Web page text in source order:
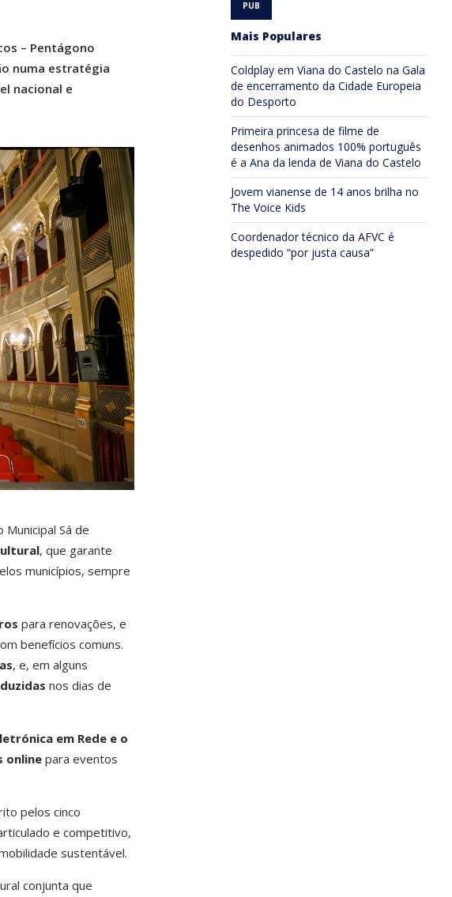
– Pentágono
numa estratégia
nacional e
Sá de
, que garante
municípios, sempre
para renovações, e
benefícios comuns.
, e, em alguns
nos dias de
em Rede e o
onlinepara eventos
pelos cinco
e competitivo,
sustentável.
conjunta que
Mais Populares
Coldplay em Viana do Castelo na Gala
de encerramento da Cidade Europeia
do Desporto
Primeira princesa de filme de
desenhos animados 100% português
é a Ana da lenda de Viana do Castelo
Jovem vianense de 14 anos brilha no
The Voice Kids
Coordenador técnico da AFVC é
despedido “por justa causa”